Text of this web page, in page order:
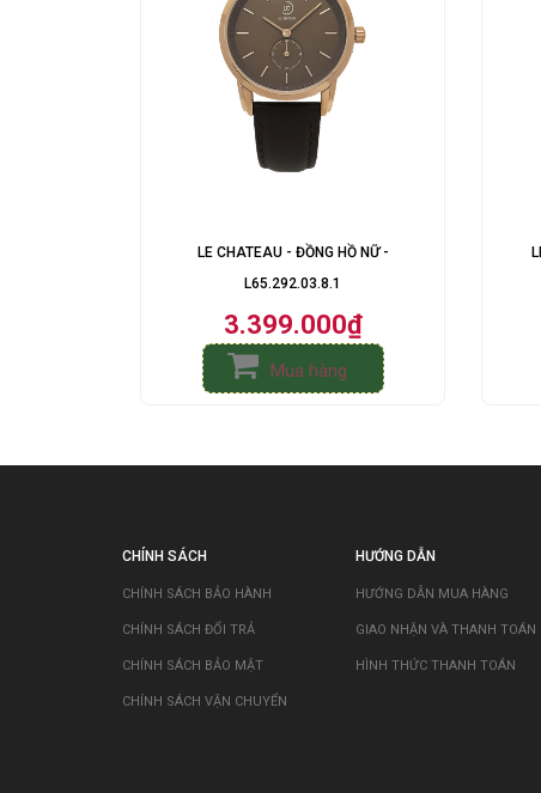
LE CHATEAU - ĐỒNG HỒ NỮ -
L65.292.03.8.1
3.399.000₫
Mua hàng
CHÍNH SÁCH
CHÍNH SÁCH BẢO HÀNH
CHÍNH SÁCH ĐỔI TRẢ
CHÍNH SÁCH BẢO MẬT
CHÍNH SÁCH VẬN CHUYỂN
HƯỚNG DẪN
HƯỚNG DẪN MUA HÀNG
GIAO NHẬN VÀ THANH TOÁN
HÌNH THỨC THANH TOÁN